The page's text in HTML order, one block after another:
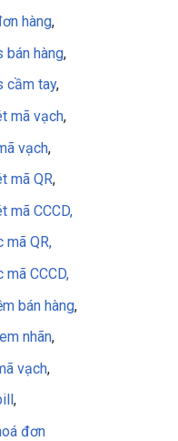
hàng,
bán hàng,
cầm tay,
mã vạch,
vạch,
mã QR,
mã CCCD,
mã QR,
CCCD,
bán hàng,
nhãn,
vạch,
,
đơn